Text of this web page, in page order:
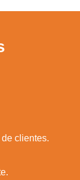
clientes.